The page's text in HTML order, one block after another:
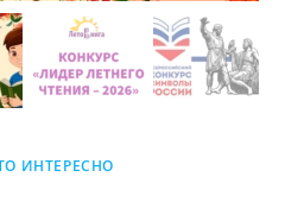
ИНТЕРЕСНО